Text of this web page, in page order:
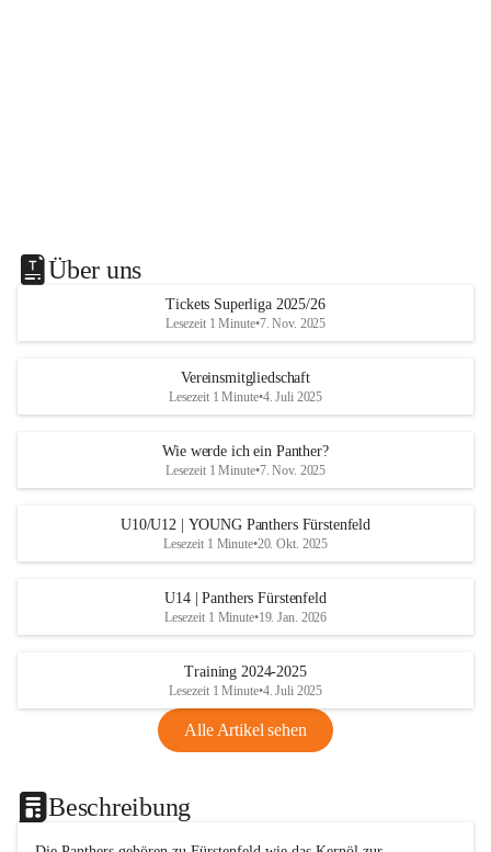
Über uns
Tickets Superliga 2025/26
Lesezeit 1 Minute•7. Nov. 2025
Vereinsmitgliedschaft
Lesezeit 1 Minute•4. Juli 2025
Wie werde ich ein Panther?
Lesezeit 1 Minute•7. Nov. 2025
U10/U12 | YOUNG Panthers Fürstenfeld
Lesezeit 1 Minute•20. Okt. 2025
U14 | Panthers Fürstenfeld
Lesezeit 1 Minute•19. Jan. 2026
Training 2024-2025
Lesezeit 1 Minute•4. Juli 2025
Alle Artikel sehen
Beschreibung